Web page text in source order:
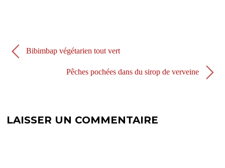
n
ê
e
n
Bibimbap végétarien tout vert
Pêches pochées dans du sirop de verveine
LAISSER UN COMMENTAIRE